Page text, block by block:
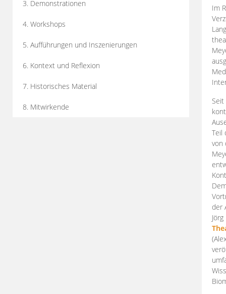
3. Demonstrationen
4. Workshops
5. Aufführungen und Inszenierungen
6. Kontext und Reflexion
7. Historisches Material
8. Mitwirkende
Im
Teil
von
der